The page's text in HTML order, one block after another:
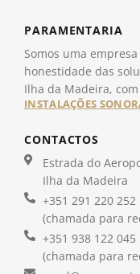
PARAMENTARIA
Somos uma
honestidade das
Ilha da Madeira,
INSTALAÇÕES
CONTACTOS
Estrada do
Ilha da Madeira
+351 291 220 252
(chamada para
+351 938 122 045
(chamada para